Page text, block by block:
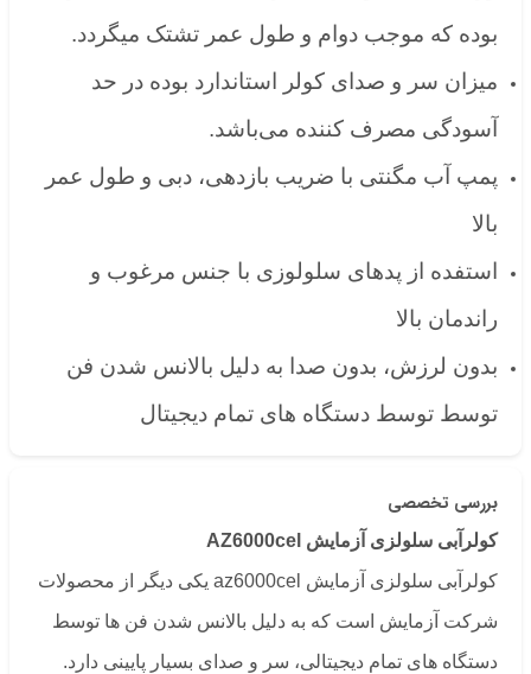
بوده که موجب دوام و طول عمر تشتک میگردد.
میزان سر و صدای کولر استاندارد بوده در حد
آسودگی مصرف کننده می‌باشد.
پمپ آب مگنتی با ضریب بازدهی، دبی و طول عمر
بالا
استفده از پدهای سلولوزی با جنس مرغوب و
راندمان بالا
بدون لرزش، بدون صدا به دلیل بالانس شدن فن
توسط توسط دستگاه های تمام دیجیتال
بررسی تخصصی
کولرآبی سلولزی آزمایش AZ6000cel
کولرآبی سلولزی آزمایش az6000cel یکی دیگر از محصولات
شرکت آزمایش است که به دلیل بالانس شدن فن ها توسط
دستگاه های تمام دیجیتالی، سر و صدای بسیار پایینی دارد.